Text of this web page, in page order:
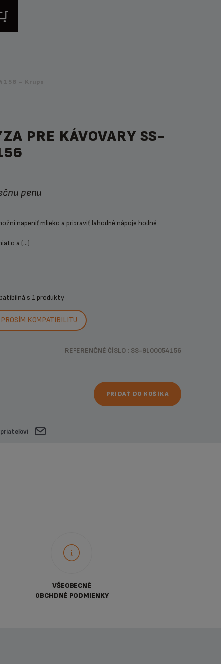
- Krups
PRE KÁVOVARY SS-
penu
napeniť mlieko a pripraviť lahodné nápoje hodné
a (...)
s 1 produkty
KOMPATIBILITU
REFERENČNÉ ČÍSLO : SS-9100054156
PRIDAŤ DO KOŠÍKA
VŠEOBECNÉ
OBCHDNÉ PODMIENKY